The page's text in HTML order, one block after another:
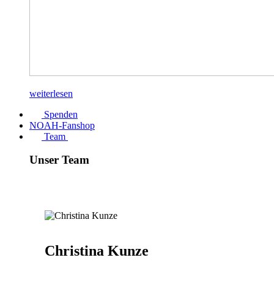
weiterlesen
Spenden
NOAH-Fanshop
Team
Unser Team
Christina Kunze